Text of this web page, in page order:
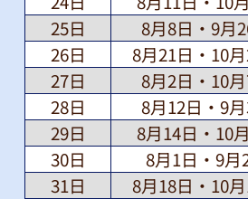
25日
8月8日・9月
26日
8月21日・10
27日
8月2日・10
28日
8月12日・9
29日
8月14日・10
30日
8月1日・9月
31日
8月18日・10